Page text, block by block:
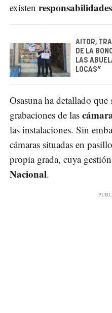
existen responsabilidades
AITOR,
DE LA
LAS
LOCAS”
Osasuna ha detallado
grabaciones de las
las instalaciones. Sin
cámaras situadas en
propia grada, cuya
Nacional.